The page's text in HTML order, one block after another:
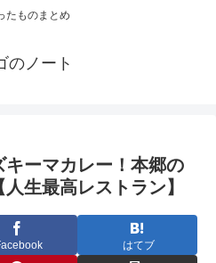
たものまとめ
のノート
ーマカレー！本郷の
生最高レストラン】
はてブ